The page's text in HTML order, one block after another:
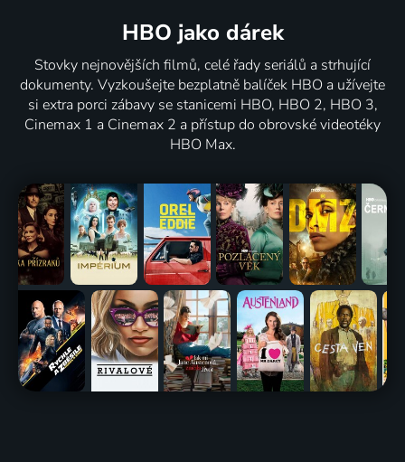
HBO jako dárek
Stovky nejnovějších filmů, celé řady seriálů a strhující
dokumenty. Vyzkoušejte bezplatně balíček HBO a užívejte
si extra porci zábavy se stanicemi HBO, HBO 2, HBO 3,
Cinemax 1 a Cinemax 2 a přístup do obrovské videotéky
HBO Max.